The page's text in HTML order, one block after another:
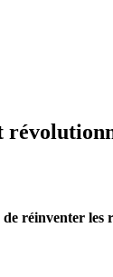
réinventer les